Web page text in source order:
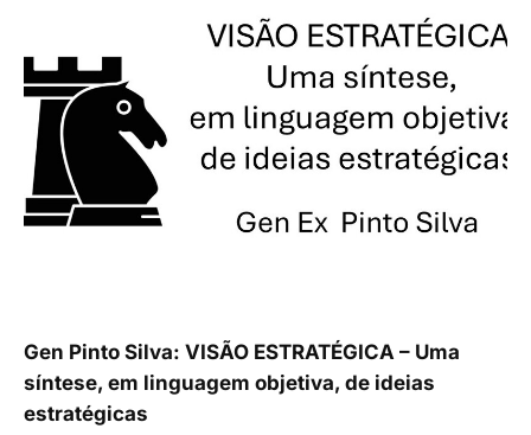
Gen Pinto Silva: VISÃO ESTRATÉGICA – Uma
síntese, em linguagem objetiva, de ideias
estratégicas